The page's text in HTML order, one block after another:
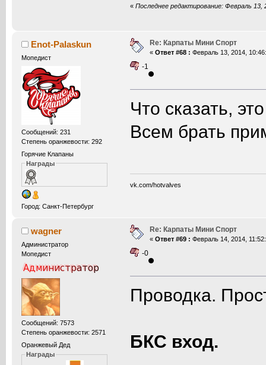
«Последнее редактирование: Февраль
Enot-Palaskun
Мопедист
Сообщений: 231
Степень оранжевости: 292
Горячие Клапаны
Награды
Город: Санкт-Петербург
Re: Карпаты Мини Спорт
« Ответ #68 : Февраль 13, 2014,
-1
Что сказать,
Всем брать
vk.com/hotvalves
wagner
Администратор
Мопедист
Сообщений: 7573
Степень оранжевости: 2571
Оранжевый Дед
Награды
Re: Карпаты Мини Спорт
« Ответ #69 : Февраль 14, 2014,
-0
Проводка.
БКС вход.